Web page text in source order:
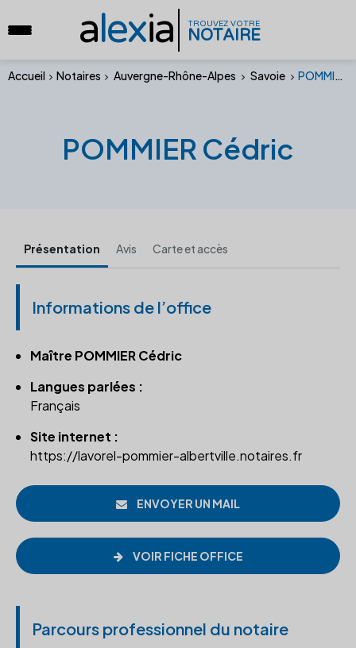
alexia TROUVEZ VOTRE
NOTAIRE
Accueil Notaires Auvergne-Rhône-Alpes Savoie POMMIER Cédric
POMMIER Cédric
Présentation Avis Carte et accès
Informations de l’office
Maître POMMIER Cédric
Langues parlées :
Français
Site internet :
https://lavorel-pommier-albertville.notaires.fr
ENVOYER UN MAIL
VOIR FICHE OFFICE
Parcours professionnel du notaire